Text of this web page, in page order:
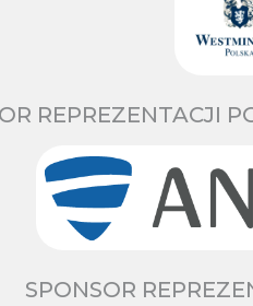
REPREZENTACJI
SPONSOR